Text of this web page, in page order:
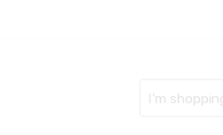
here